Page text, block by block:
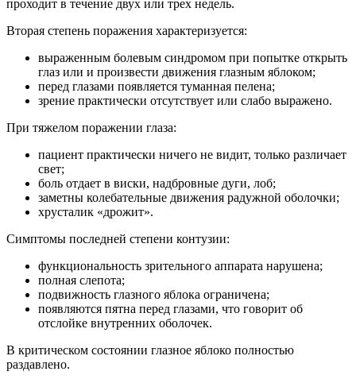
проходит в течение двух или трех недель.
Вторая степень поражения характеризуется:
выраженным болевым синдромом при попытке открыть
глаз или и произвести движения глазным яблоком;
перед глазами появляется туманная пелена;
зрение практически отсутствует или слабо выражено.
При тяжелом поражении глаза:
пациент практически ничего не видит, только различает
свет;
боль отдает в виски, надбровные дуги, лоб;
заметны колебательные движения радужной оболочки;
хрусталик «дрожит».
Симптомы последней степени контузии:
функциональность зрительного аппарата нарушена;
полная слепота;
подвижность глазного яблока ограничена;
появляются пятна перед глазами, что говорит об
отслойке внутренних оболочек.
В критическом состоянии глазное яблоко полностью
раздавлено.